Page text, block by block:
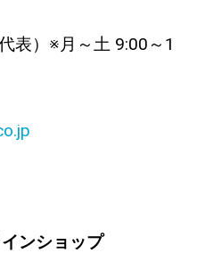
）※月～土 9:00～1
ンショップ